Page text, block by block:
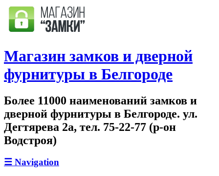
Магазин замков и дверной
фурнитуры в Белгороде
Более 11000 наименований замков и
дверной фурнитуры в Белгороде. ул.
Дегтярева 2а, тел. 75-22-77 (р-он
Водстроя)
☰ Navigation